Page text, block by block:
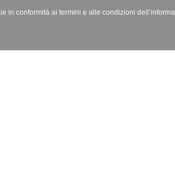
in conformità ai termini e alle condizioni